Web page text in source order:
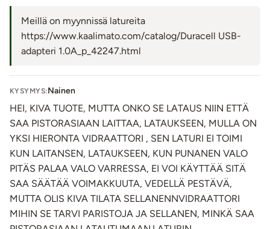
Painamalla fx-merkittyä painiketta (lähimpänä kantaa)
lyhyesti, kaikki kolme moottoria käynnistyvät
voimakkaimmalle teholle (climax-toiminto
halutessasi erotiikkavälineille tarkoitetulla
puhdistusaineella.
Virran loputtua lataa laitemagneettisesti kiinnittyvällä
USB-kaapelilla. Latauksen aikana virtapainikkeen
ympärillä vilkkuu punainen valo ja kun akku on täynnä,
valo muuttuu vihreäksi.
Huom.Jos USB-kaapelin magneettinavat eivät kiinnity
kunnolla laitteen magneettinapoihin tai akku ei ala
latautua, puhdista napojen pinnat ja aktivoi latauskaapelin
Meillä on myynnissä latureita
https://www.kaalimato.com/catalog/Duracell USB-
adapteri 1.0A_p_42247.html
KYSYMYS:Nainen
HEI, KIVA TUOTE, MUTTA ONKO SE LATAUS NIIN ETTÄ
SAA PISTORASIAAN LAITTAA, LATAUKSEEN, MULLA ON
YKSI HIERONTA VIDRAATTORI , SEN LATURI EI TOIMI
KUN LAITANSEN, LATAUKSEEN, KUN PUNANEN VALO
PITÄS PALAA VALO VARRESSA, EI VOI KÄYTTÄÄ SITÄ
SAA SÄÄTÄÄ VOIMAKKUUTA, VEDELLÄ PESTÄVÄ,
MUTTA OLIS KIVA TILATA SELLANENNVIDRAATTORI
MIHIN SE TARVI PARISTOJA JA SELLANEN, MINKÄ SAA